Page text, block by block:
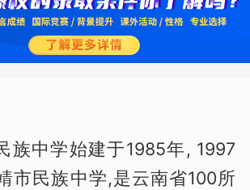
族中学始建于1985年, 1997
市民族中学,是云南省100所